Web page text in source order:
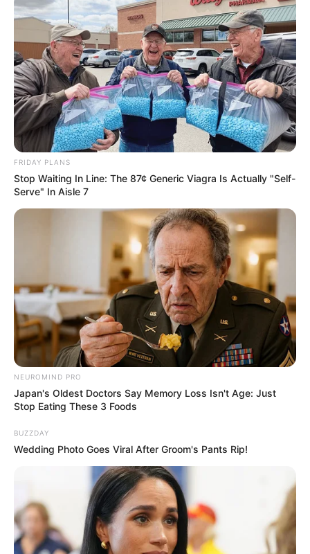
FRIDAY PLANS
Stop Waiting In Line: The 87¢ Generic Viagra Is Actually "Self-
Serve" In Aisle 7
NEUROMIND PRO
Japan's Oldest Doctors Say Memory Loss Isn't Age: Just
Stop Eating These 3 Foods
BUZZDAY
Wedding Photo Goes Viral After Groom's Pants Rip!